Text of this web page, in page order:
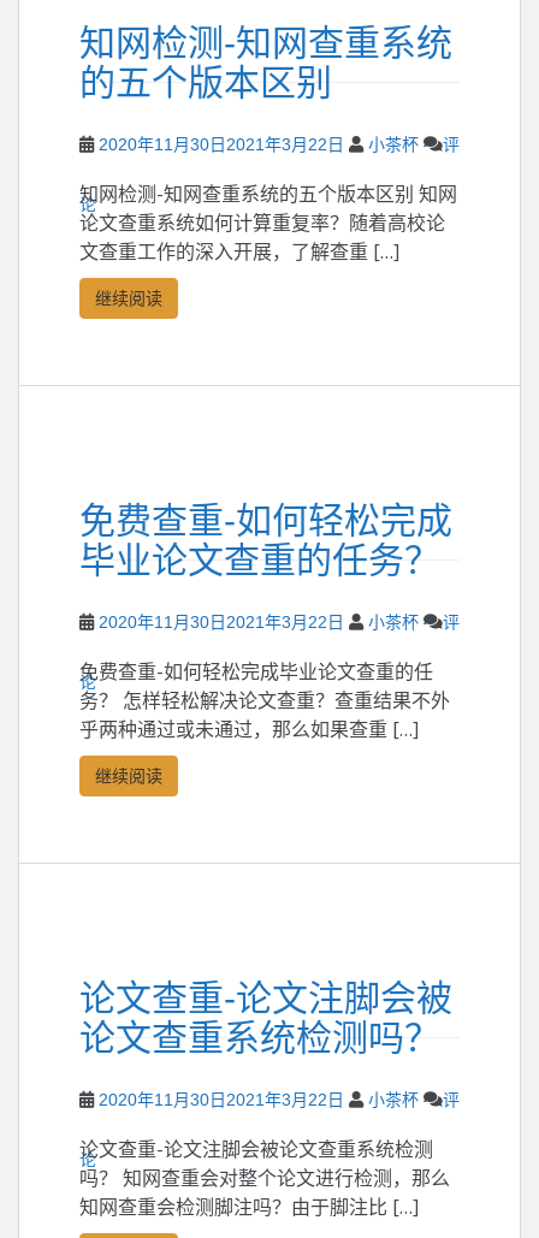
知网检测-知网查重系统
的五个版本区别
2020年11月30日 2021年3月22日 小茶杯 评
论
知网检测-知网查重系统的五个版本区别 知网
论文查重系统如何计算重复率？随着高校论
文查重工作的深入开展，了解查重 […]
继续阅读
免费查重-如何轻松完成
毕业论文查重的任务？
2020年11月30日 2021年3月22日 小茶杯 评
论
免费查重-如何轻松完成毕业论文查重的任
务？ 怎样轻松解决论文查重？查重结果不外
乎两种通过或未通过，那么如果查重 […]
继续阅读
论文查重-论文注脚会被
论文查重系统检测吗？
2020年11月30日 2021年3月22日 小茶杯 评
论
论文查重-论文注脚会被论文查重系统检测
吗？ 知网查重会对整个论文进行检测，那么
知网查重会检测脚注吗？由于脚注比 […]